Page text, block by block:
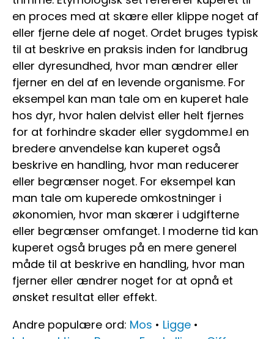
en proces med at skære eller klippe noget af
eller fjerne dele af noget. Ordet bruges typisk
til at beskrive en praksis inden for landbrug
eller dyresundhed, hvor man ændrer eller
fjerner en del af en levende organisme. For
eksempel kan man tale om en kuperet hale
hos dyr, hvor halen delvist eller helt fjernes
for at forhindre skader eller sygdomme.I en
bredere anvendelse kan kuperet også
beskrive en handling, hvor man reducerer
eller begrænser noget. For eksempel kan
man tale om kuperede omkostninger i
økonomien, hvor man skærer i udgifterne
eller begrænser omfanget. I moderne tid kan
kuperet også bruges på en mere generel
måde til at beskrive en handling, hvor man
fjerner eller ændrer noget for at opnå et
ønsket resultat eller effekt.
Andre populære ord: Mos • Ligge •